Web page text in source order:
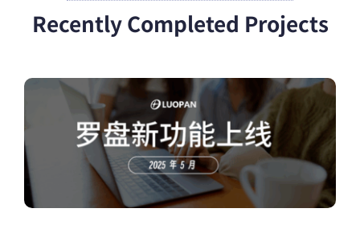
Recently Completed Projects